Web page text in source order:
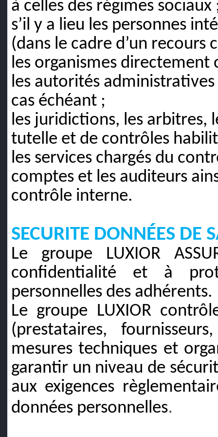
à celles des régimes sociaux
s’il y a lieu les personnes
(dans le cadre d’un
les organismes directement
les autorités
cas échéant ;
les juridictions, les arbitres,
tutelle et de contrôles
les services chargés du
comptes et les auditeurs
contrôle interne.
SECURITE DONNÉES DE
Le groupe LUXIOR
confidentialité et à
personnelles des adhérents.
Le groupe LUXIOR
(prestataires,
mesures techniques et
garantir un niveau de
aux exigences
données personnelles.